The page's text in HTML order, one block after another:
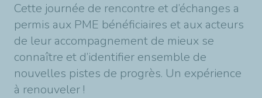
Cette journée de rencontre et d’échanges a
permis aux PME bénéficiaires et aux acteurs
de leur accompagnement de mieux se
connaître et d’identifier ensemble de
nouvelles pistes de progrès. Un expérience
à renouveler !